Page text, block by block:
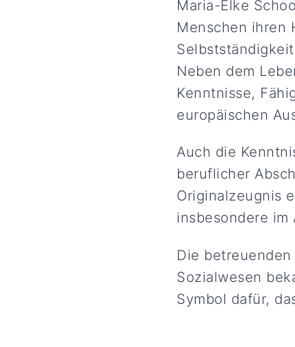
Maria-Elke
Menschen ihren
Neben dem
Kenntnisse,
europäischen
Auch die
beruflicher
Originalzeugnis
insbesondere im
Die
Sozialwesen
Symbol dafür,